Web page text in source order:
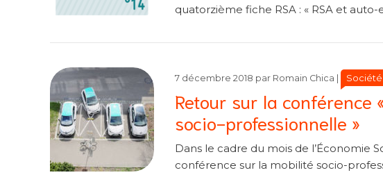
quatorzième fiche RSA : « RSA et
Retour sur la
socio-professionnelle »
7 décembre 2018 par Romain Chica Société
Dans le cadre du mois de l’Économie
conférence sur la mobilité socio-